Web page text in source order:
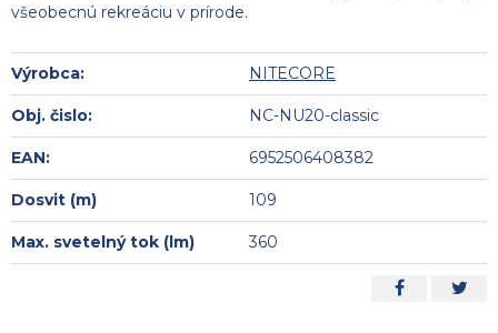
všeobecnú rekreáciu v prírode.
Výrobca: NITECORE
Obj. čislo: NC-NU20-classic
EAN: 6952506408382
Dosvit (m) 109
Max. svetelný tok (lm) 360